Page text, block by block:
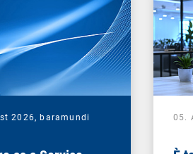
2026,baramundi 05.